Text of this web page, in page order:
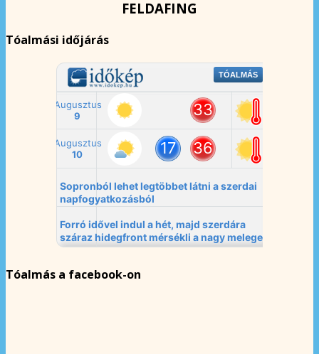
FELDAFING
Tóalmási időjárás
Tóalmás a facebook-on